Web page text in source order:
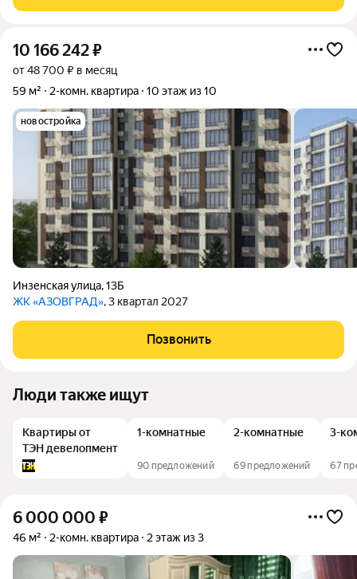
10 166 242₽
от 48 700 ₽ в месяц
59 м²
2-комн. квартира 10 этаж из 10
новостройка
Инзенская улица,13Б
ЖК «АЗОВГРАД», 3 квартал 2027
Позвонить
Люди также ищут
Квартиры от
ТЭН девелопмент
1-комнатные
90 предложений
2-комнатные
69 предложений
3-
67
6 000 000 ₽
46 м² 2-комн. квартира 2 этаж из 3